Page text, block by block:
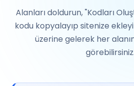
Alanları doldurun, "Kodları
kodu kopyalayıp sitenize
üzerine gelerek her
görebilirsiniz.